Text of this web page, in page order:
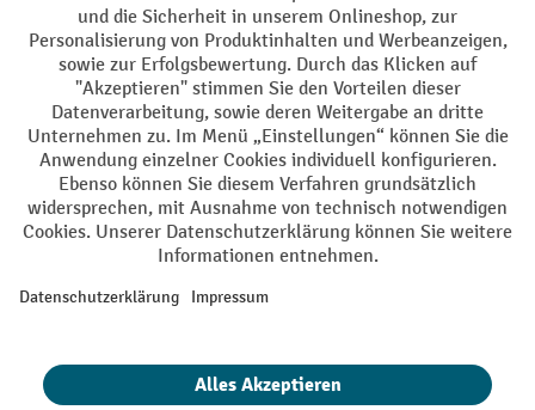
Impressum Datenschutz
Barrierefreiheit Privacy Settings
Alle Preise exkl. gesetzl. Mehrwertsteuer zzgl.Versandkostenund ggf.
Nachnahmegebühren, wenn nicht anders angegeben.
¹ Der Rabatt gilt so lange der Vorrat reicht. Der Rabatt gilt nicht auf
oder Gutscheinen ist nicht möglich. | ² Der Rabatt wird einmalig bei
eingelöst werden. Die Höhe des Rabatts variiert je nach
Produktkategorie und beträgt bis zu 10 % (10 % auf Lager, Umwelt,